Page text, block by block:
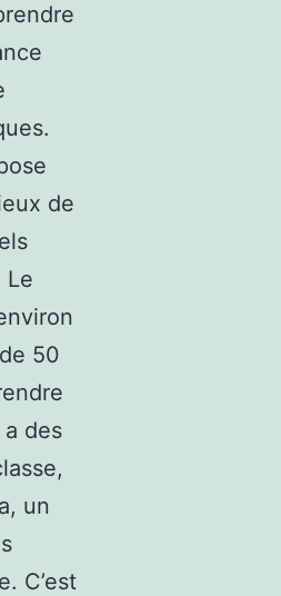
de
Le
50
des
un
C’est